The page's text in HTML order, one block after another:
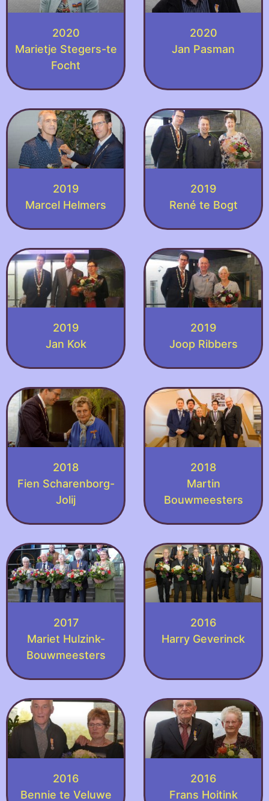
2020
Marietje Stegers-te
Focht
2020
Jan Pasman
2019
Marcel Helmers
2019
René te Bogt
2019
Jan Kok
2019
Joop Ribbers
2018
Fien Scharenborg-
Jolij
2018
Martin
Bouwmeesters
2017
Mariet Hulzink-
Bouwmeesters
2016
Harry Geverinck
2016
Bennie te Veluwe
2016
Frans Hoitink